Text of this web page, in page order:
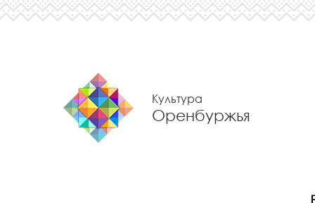
Культура
Оренбуржья